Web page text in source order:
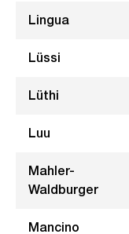
Lingua
Lüssi
Lüthi
Luu
Mahler-
Waldburger
Mancino